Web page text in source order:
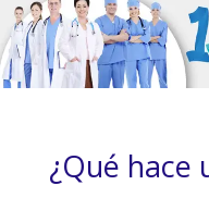
¿Qué hace